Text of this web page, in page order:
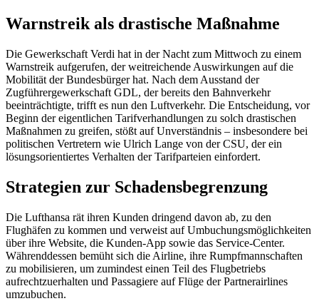
Warnstreik als drastische Maßnahme
Die Gewerkschaft Verdi hat in der Nacht zum Mittwoch zu einem
Warnstreik aufgerufen, der weitreichende Auswirkungen auf die
Mobilität der Bundesbürger hat. Nach dem Ausstand der
Zugführergewerkschaft GDL, der bereits den Bahnverkehr
beeinträchtigte, trifft es nun den Luftverkehr. Die Entscheidung, vor
Beginn der eigentlichen Tarifverhandlungen zu solch drastischen
Maßnahmen zu greifen, stößt auf Unverständnis – insbesondere bei
politischen Vertretern wie Ulrich Lange von der CSU, der ein
lösungsorientiertes Verhalten der Tarifparteien einfordert.
Strategien zur Schadensbegrenzung
Die Lufthansa rät ihren Kunden dringend davon ab, zu den
Flughäfen zu kommen und verweist auf Umbuchungsmöglichkeiten
über ihre Website, die Kunden-App sowie das Service-Center.
Währenddessen bemüht sich die Airline, ihre Rumpfmannschaften
zu mobilisieren, um zumindest einen Teil des Flugbetriebs
aufrechtzuerhalten und Passagiere auf Flüge der Partnerairlines
umzubuchen.